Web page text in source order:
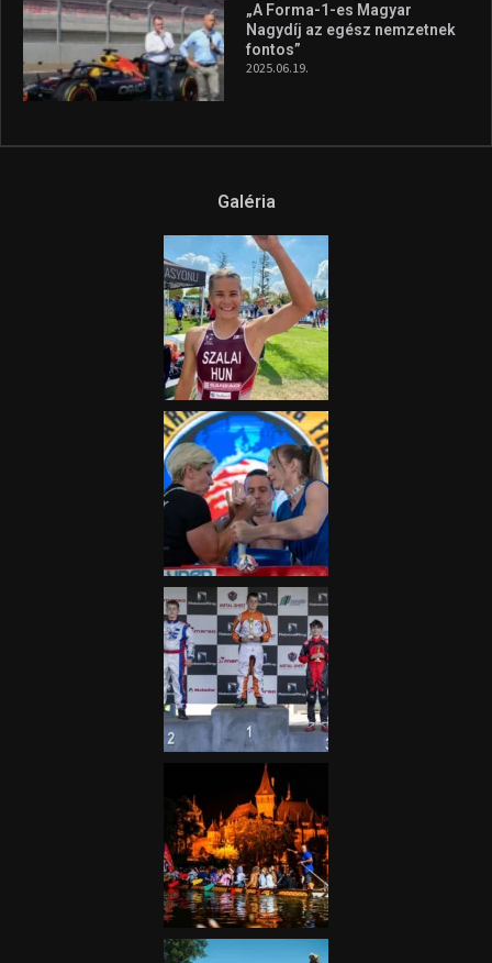
„A Forma-1-es Magyar
Nagydíj az egész nemzetnek
fontos”
2025.06.19.
Galéria